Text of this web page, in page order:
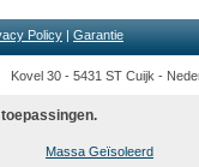
Policy | Garantie
Kovel 30 - 5431 ST Cuijk -
Massa Geïsoleerd